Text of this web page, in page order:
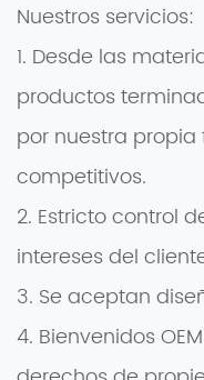
Nuestros servicios:
1. Desde las
productos
por nuestra
competitivos.
2. Estricto control
intereses del
3. Se aceptan
4. Bienvenidos